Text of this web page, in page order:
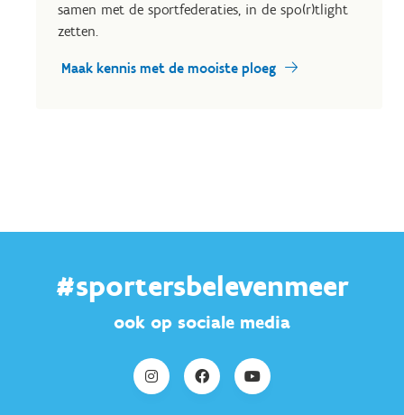
samen met de sportfederaties, in de spo(r)tlight
zetten.
Maak kennis met de mooiste ploeg
#sportersbelevenmeer
ook op sociale media